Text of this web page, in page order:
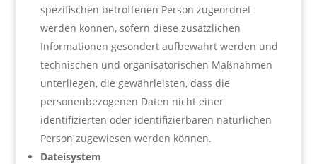
spezifischen betroffenen Person zugeordnet
werden können, sofern diese zusätzlichen
Informationen gesondert aufbewahrt werden und
technischen und organisatorischen Maßnahmen
unterliegen, die gewährleisten, dass die
personenbezogenen Daten nicht einer
identifizierten oder identifizierbaren natürlichen
Person zugewiesen werden können.
Dateisystem